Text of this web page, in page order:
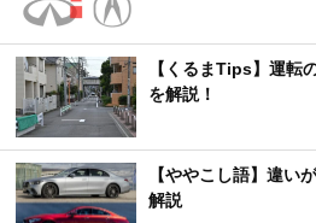
【くるまTips】運転
を解説！
【ややこし語】違い
解説